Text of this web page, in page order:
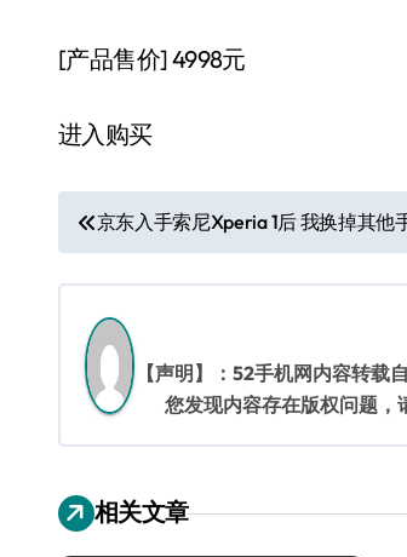
[产品售价]4998元
进入购买
文
章
导
航
京东入手索尼Xperia 1后 我换掉其他
【声明】：52手机网内容转
您发现内容存在版权问题，
相关文章